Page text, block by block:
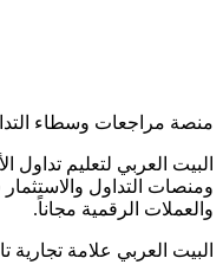
منصة مراجعات وسطاء
البيت العربي لتعليم تداول
ومنصات التداول
والعملات الرقمية مجاناً.
البيت العربي علامة تجارية